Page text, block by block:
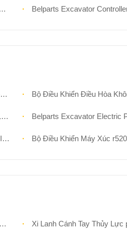
Belparts Excavator Controller YT22E00036F3
Bộ Điều Khiển Điều Hòa Không Khí Máy Xúc sk100l sk200
Belparts Excavator Electric Part Panel Display Cluster Assy
Bộ Điều Khiển Máy Xúc r520-9s r290lc-9 CLUSTER ASSY
Xi Lanh Cánh Tay Thủy Lực pc300lc-8 pc300-8 Cho Phụ